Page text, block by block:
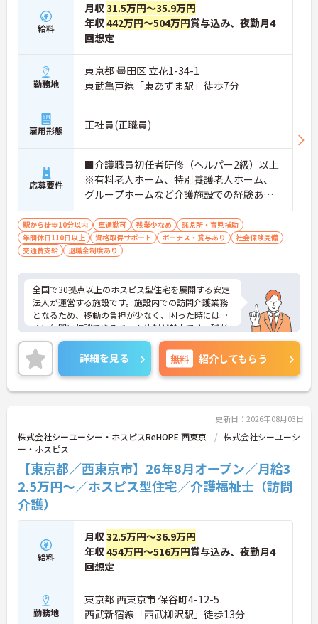
給料
月収31.5万円～35.9万円
年収442万円～504万円賞与込み、夜勤月4
回想定
勤務地
東京都 墨田区 立花1-34-1
東武亀戸線「東あずま駅」徒歩7分
雇用形態 正社員(正職員)
応募要件
■介護職員初任者研修（ヘルパー2級）以上
※有料老人ホーム、特別養護老人ホーム、
グループホームなど介護施設での経験ある
方歓迎 ※ホスピス勤務（訪問介護）や「看
取り」が初めての方も可
駅から徒歩10分以内 車通勤可 残業少なめ
託児所・育児補助
年間休日110日以上
資格取得サポート ボーナス・賞与あり
社会保険完備
交通費支給
退職金制度あり
全国で30拠点以上のホスピス型住宅を展開する安定
法人が運営する施設です。施設内での訪問介護業務
となるため、移動の負担が少なく、困った時にはす
ぐに仲間に相談できるチーム体制が魅力です。残業
は全社平均残業月5時間程度と少なく、3日以上の連
続休暇で支援金が支給される独自の制度や、美容皮
膚科などの割引が受けられる福利厚生も充実してい
ます。ホスピスケアが初めてでも、充実した入社時
研修と資格取得支援制度を活用し、専門性を高めな
す。ご入居者さまの生きる喜びに寄り添いながらチ
ームで協力しながらより良いケアを提供したい方に
ぴったりの環境です。
★おすすめPOINT★
【「看取り・難病ケアのプロ」として成長できる環
境が整っています】
・がん末期・神経難病の方に特化したホスピス型住
宅ならではの専門的なスキルを、日常業務の中で習
得することができます
・入社時は先輩スタッフの同行訪問からスタートす
るため、訪問介護未経験の方も安心して業務に慣れ
ることができます
・訪問診療医と24時間連携し、チームで看取りに取
り組む体制が整っているため、「看取りのプロ」と
して他施設では得られない経験を積むことができま
詳細を見る 無料 紹介してもらう
更新日：2026年08月03日
株式会社シーユーシー・ホスピスReHOPE 西東京
株式会社シーユーシ
ー・ホスピス
【東京都／西東京市】26年8月オープン／月給3
2.5万円～／ホスピス型住宅／介護福祉士（訪問
介護）
給料
月収32.5万円～36.9万円
年収454万円～516万円賞与込み、夜勤月4
回想定
勤務地
東京都 西東京市 保谷町4-12-5
西武新宿線「西武柳沢駅」徒歩13分